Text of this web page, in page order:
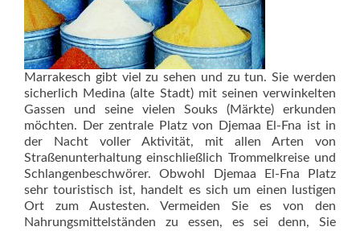
Marrakesch gibt viel zu sehen und zu tun. Sie werden
sicherlich Medina (alte Stadt) mit seinen verwinkelten
Gassen und seine vielen Souks (Märkte) erkunden
möchten. Der zentrale Platz von Djemaa El-Fna ist in
der Nacht voller Aktivität, mit allen Arten von
Straßenunterhaltung einschließlich Trommelkreise und
Schlangenbeschwörer. Obwohl Djemaa El-Fna Platz
sehr touristisch ist, handelt es sich um einen lustigen
Ort zum Austesten. Vermeiden Sie es von den
Nahrungsmittelständen zu essen, es sei denn, Sie